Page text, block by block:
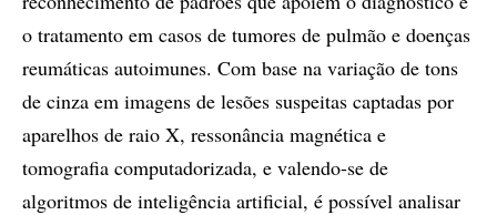
o tratamento em casos de tumores de pulmão e doenças
reumáticas autoimunes. Com base na variação de tons
de cinza em imagens de lesões suspeitas captadas por
aparelhos de raio X, ressonância magnética e
tomografia computadorizada, e valendo-se de
algoritmos de inteligência artificial, é possível analisar